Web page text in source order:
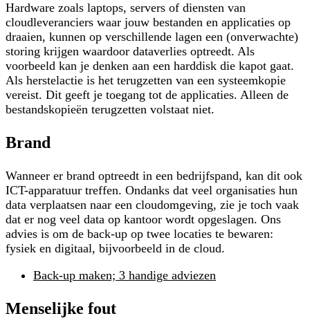
Hardware zoals laptops, servers of diensten van
cloudleveranciers waar jouw bestanden en applicaties op
draaien, kunnen op verschillende lagen een (onverwachte)
storing krijgen waardoor dataverlies optreedt. Als
voorbeeld kan je denken aan een harddisk die kapot gaat.
Als herstelactie is het terugzetten van een systeemkopie
vereist. Dit geeft je toegang tot de applicaties. Alleen de
bestandskopieën terugzetten volstaat niet.
Brand
Wanneer er brand optreedt in een bedrijfspand, kan dit ook
ICT-apparatuur treffen. Ondanks dat veel organisaties hun
data verplaatsen naar een cloudomgeving, zie je toch vaak
dat er nog veel data op kantoor wordt opgeslagen. Ons
advies is om de back-up op twee locaties te bewaren:
fysiek en digitaal, bijvoorbeeld in de cloud.
Back-up maken; 3 handige adviezen
Menselijke fout